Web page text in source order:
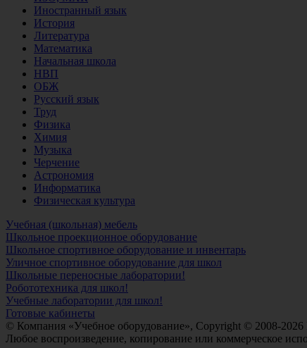
Иностранный язык
История
Литература
Математика
Начальная школа
НВП
ОБЖ
Русский язык
Труд
Физика
Химия
Музыка
Черчение
Астрономия
Информатика
Физическая культура
Учебная (школьная) мебель
Школьное проекционное оборудование
Школьное спортивное оборудование и инвентарь
Уличное спортивное оборудование для школ
Школьные переносные лаборатории!
Робототехника для школ!
Учебные лаборатории для школ!
Готовые кабинеты
© Компания «Учебное оборудование», Copyright © 2008-
Любое воспроизведение, копирование или коммерческое